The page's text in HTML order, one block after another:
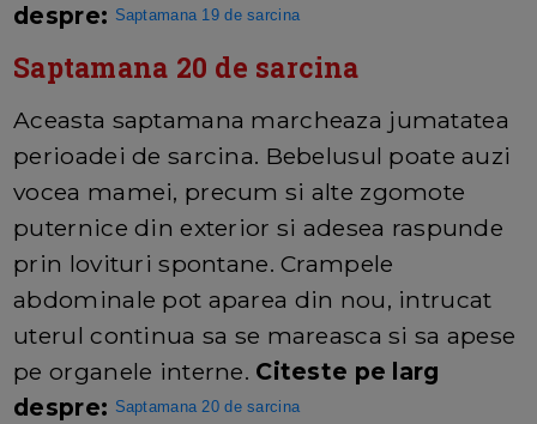
despre: Saptamana 19 de sarcina
Saptamana 20 de sarcina
Aceasta saptamana marcheaza jumatatea
perioadei de sarcina. Bebelusul poate auzi
vocea mamei, precum si alte zgomote
puternice din exterior si adesea raspunde
prin lovituri spontane. Crampele
abdominale pot aparea din nou, intrucat
uterul continua sa se mareasca si sa apese
pe organele interne. Citeste pe larg
despre: Saptamana 20 de sarcina